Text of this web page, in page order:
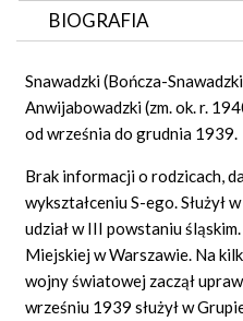
BIOGRAFIA
GRAF POWIĄZAŃ
DYSKUSJA
Snawadzki (Bończa-
Anwijabowadzki (zm. ok. r.
od września do grudnia 1939.
Brak informacji o rodzicach,
wykształceniu S-ego. Służył
udział w III powstaniu
Miejskiej w Warszawie. Na
wojny światowej zaczął
wrześniu 1939 służył w